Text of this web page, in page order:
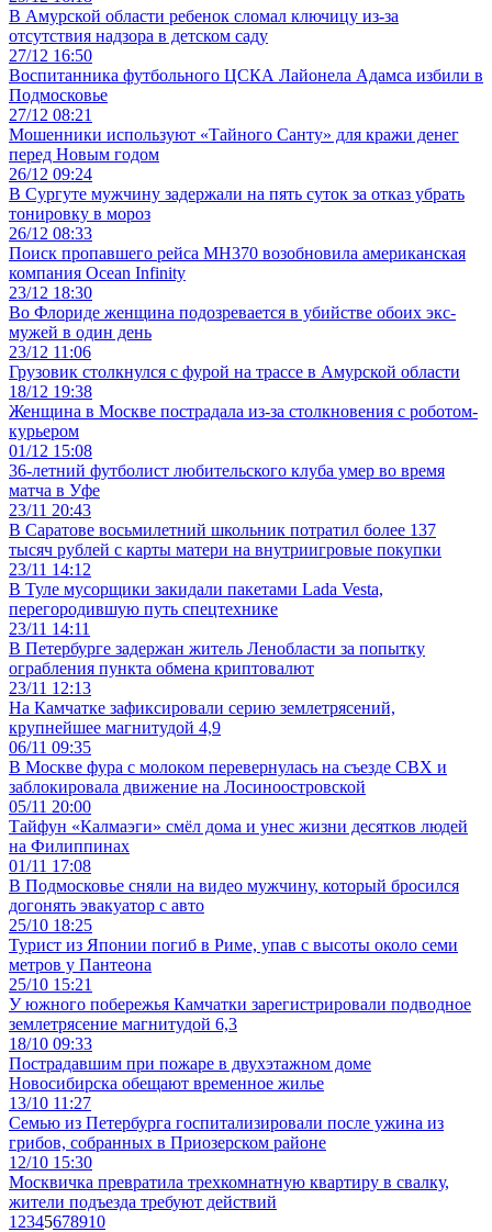
В Амурской области ребенок сломал ключицу из-за
отсутствия надзора в детском саду
27/12 16:50
Воспитанника футбольного ЦСКА Лайонела Адамса избили в
Подмосковье
27/12 08:21
Мошенники используют «Тайного Санту» для кражи денег
перед Новым годом
26/12 09:24
В Сургуте мужчину задержали на пять суток за отказ убрать
тонировку в мороз
26/12 08:33
Поиск пропавшего рейса MH370 возобновила американская
компания Ocean Infinity
23/12 18:30
Во Флориде женщина подозревается в убийстве обоих экс-
мужей в один день
23/12 11:06
Грузовик столкнулся с фурой на трассе в Амурской области
18/12 19:38
Женщина в Москве пострадала из-за столкновения с роботом-
курьером
01/12 15:08
36-летний футболист любительского клуба умер во время
матча в Уфе
23/11 20:43
В Саратове восьмилетний школьник потратил более 137
тысяч рублей с карты матери на внутриигровые покупки
23/11 14:12
В Туле мусорщики закидали пакетами Lada Vesta,
перегородившую путь спецтехнике
23/11 14:11
В Петербурге задержан житель Ленобласти за попытку
ограбления пункта обмена криптовалют
23/11 12:13
На Камчатке зафиксировали серию землетрясений,
крупнейшее магнитудой 4,9
06/11 09:35
В Москве фура с молоком перевернулась на съезде СВХ и
заблокировала движение на Лосиноостровской
05/11 20:00
Тайфун «Калмаэги» смёл дома и унес жизни десятков людей
на Филиппинах
01/11 17:08
В Подмосковье сняли на видео мужчину, который бросился
догонять эвакуатор с авто
25/10 18:25
Турист из Японии погиб в Риме, упав с высоты около семи
метров у Пантеона
25/10 15:21
У южного побережья Камчатки зарегистрировали подводное
землетрясение магнитудой 6,3
18/10 09:33
Пострадавшим при пожаре в двухэтажном доме
Новосибирска обещают временное жилье
13/10 11:27
Семью из Петербурга госпитализировали после ужина из
грибов, собранных в Приозерском районе
12/10 15:30
Москвичка превратила трехкомнатную квартиру в свалку,
жители подъезда требуют действий
1 2345678910